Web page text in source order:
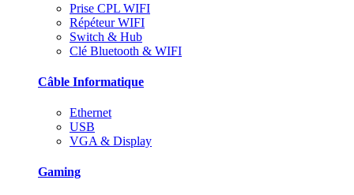
Prise CPL WIFI
Répéteur WIFI
Switch & Hub
Clé Bluetooth & WIFI
Câble Informatique
Ethernet
USB
VGA & Display
Gaming